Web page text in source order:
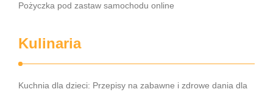
Pożyczka pod zastaw samochodu online
Kulinaria
Kuchnia dla dzieci: Przepisy na zabawne i zdrowe dania dla